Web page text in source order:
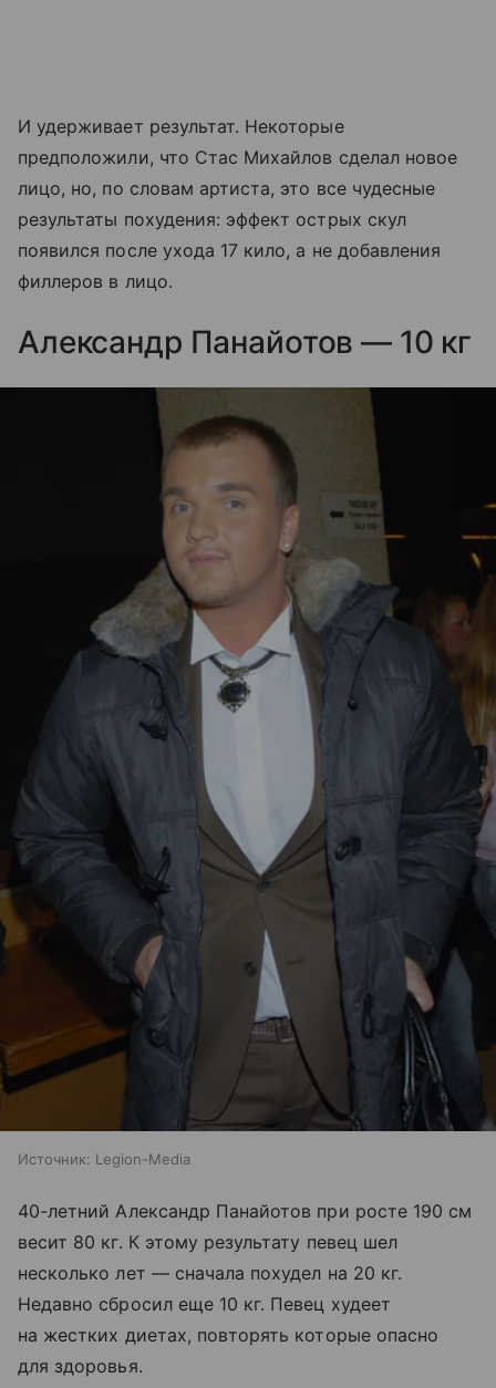
И удерживает результат. Некоторые
предположили, что Стас Михайлов сделал новое
лицо, но, по словам артиста, это все чудесные
результаты похудения: эффект острых скул
появился после ухода 17 кило, а не добавления
филлеров в лицо.
Александр Панайотов — 10 кг
Источник: Legion-Media
40-летний Александр Панайотов при росте 190 см
весит 80 кг. К этому результату певец шел
несколько лет — сначала похудел на 20 кг.
Недавно сбросил еще 10 кг. Певец худеет
на жестких диетах, повторять которые опасно
для здоровья.